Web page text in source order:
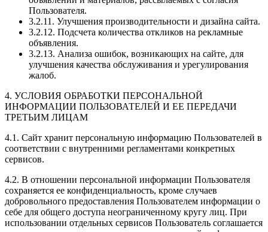
Пользователя.
3.2.11. Улучшения производительности и дизайна сайта.
3.2.12. Подсчета количества откликов на рекламные
объявления.
3.2.13. Анализа ошибок, возникающих на сайте, для
улучшения качества обслуживания и урегулирования
жалоб.
4. УСЛОВИЯ ОБРАБОТКИ ПЕРСОНАЛЬНОЙ
ИНФОРМАЦИИ ПОЛЬЗОВАТЕЛЕЙ И ЕЕ ПЕРЕДАЧИ
ТРЕТЬИМ ЛИЦАМ
4.1. Сайт хранит персональную информацию Пользователей в
соответствии с внутренними регламентами конкретных
сервисов.
4.2. В отношении персональной информации Пользователя
сохраняется ее конфиденциальность, кроме случаев
добровольного предоставления Пользователем информации о
себе для общего доступа неограниченному кругу лиц. При
использовании отдельных сервисов Пользователь соглашается